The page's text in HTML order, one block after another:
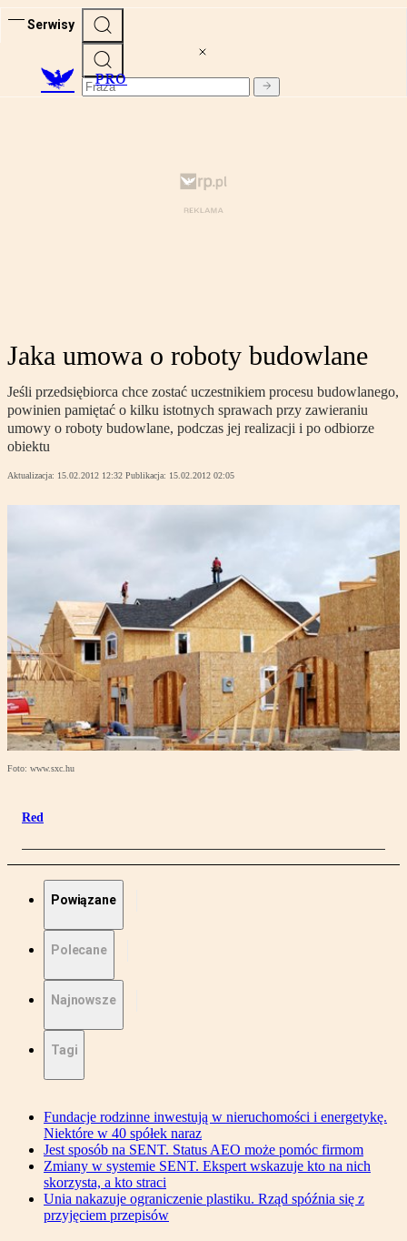
Serwisy
PRO
Jaka umowa o roboty budowlane
Jeśli przedsiębiorca chce zostać uczestnikiem procesu budowlanego,
powinien pamiętać o kilku istotnych sprawach przy zawieraniu
umowy o roboty budowlane, podczas jej realizacji i po odbiorze
obiektu
Aktualizacja: 15.02.2012 12:32 Publikacja: 15.02.2012 02:05
Foto: www.sxc.hu
Red
Powiązane
Polecane
Najnowsze
Tagi
Fundacje rodzinne inwestują w nieruchomości i energetykę.
Niektóre w 40 spółek naraz
Jest sposób na SENT. Status AEO może pomóc firmom
Zmiany w systemie SENT. Ekspert wskazuje kto na nich
skorzysta, a kto straci
Unia nakazuje ograniczenie plastiku. Rząd spóźnia się z
przyjęciem przepisów